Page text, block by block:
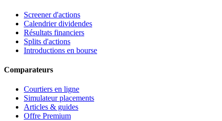
Screener d'actions
Calendrier dividendes
Résultats financiers
Splits d'actions
Introductions en bourse
Comparateurs
Courtiers en ligne
Simulateur placements
Articles & guides
Offre Premium